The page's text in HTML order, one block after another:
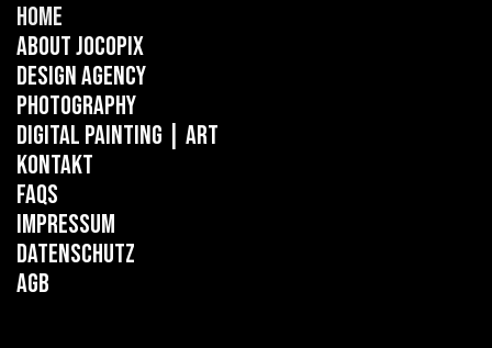
Home
About Jocopix
Design Agency
Photography
Digital Painting | ART
Kontakt
FAQs
Impressum
Datenschutz
AGB